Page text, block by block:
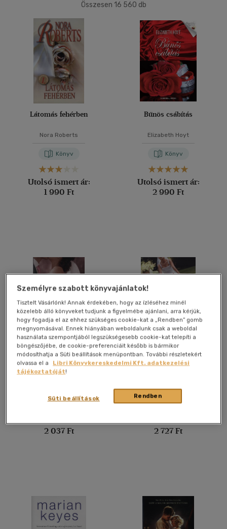
Ár szerint
500 Ft alatt(5)
500 Ft - 2500 Ft
2500 Ft - 4500 Ft
4500 Ft felett
Korosztály szerint
Ifjúsági(75)
10 - 14 év
14 - 18 év (51)
Nyelv szerint
Angol(339)
Francia (6)
Német(42)
Olasz(1)
Orosz(2)
Spanyol(4)
(732)
Összesen 16 560 db
Látomás fehérben
Nora Roberts
Könyv
Utolsó ismert ár:
1 990 Ft
Bűnös csábítás
Elizabeth Hoyt
Könyv
Utolsó ismert ár:
2 990 Ft
Happy Ever After
Nora Roberts
Utolsó ismert ár:
2 037 Ft
Lucy Sullivan is getting
married
Utolsó ismert ár:
2 727 Ft
Személyre szabott könyvajánlatok!
Tisztelt Vásárlónk! Annak érdekében, hogy az ízléséhez minél
közelebb álló könyveket tudjunk a figyelmébe ajánlani, arra kérjük,
hogy fogadja el az ehhez szükséges cookie-kat a „Rendben” gomb
megnyomásával. Ennek hiányában weboldalunk csak a weboldal
használata szempontjából legszükségesebb cookie-kat telepíti a
böngészőjébe, de cookie-preferenciáit később is bármikor
módosíthatja a Süti beállítások menüpontban. További részletekért
olvassa el a
Libri Könyvkereskedelmi Kft. adatkezelési
tájékoztatóját!
Rendben
Süti beállítások